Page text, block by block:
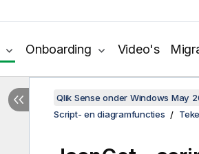
Onboarding Video's
Qlik Sense onder Windows May
Script- en diagramfuncties